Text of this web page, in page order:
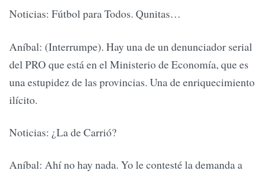
Noticias: Fútbol para Todos. Qunitas…
Aníbal: (Interrumpe). Hay una de un denunciador serial
del PRO que está en el Ministerio de Economía, que es
una estupidez de las provincias. Una de enriquecimiento
ilícito.
Noticias: ¿La de Carrió?
Aníbal: Ahí no hay nada. Yo le contesté la demanda a